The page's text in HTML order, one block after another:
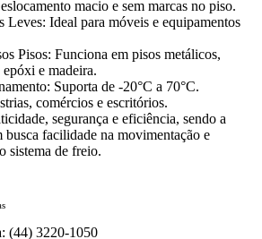
macio e sem marcas no piso.
Leves: Ideal para móveis e equipamentos
Pisos: Funciona em pisos metálicos,
e madeira.
Suporta de -20°C a 70°C.
comércios e escritórios.
segurança e eficiência, sendo a
busca facilidade na movimentação e
sistema de freio.
(44) 3220-1050